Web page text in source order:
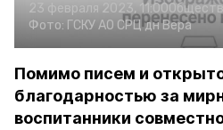
23 февраля 2023, 11:00
Фото: ГСКУ АО СРЦ дн Вера
Помимо писем и
благодарностью за
воспитанники